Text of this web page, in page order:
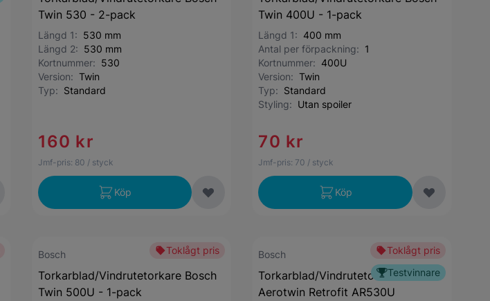
Twin 530 - 2-pack
Längd 1: 530 mm
Längd 2: 530 mm
Kortnummer: 530
Version: Twin
Typ: Standard
160 kr
Jmf-pris: 80 / styck
Köp
Twin 400U - 1-pack
Längd 1: 400 mm
Antal per förpackning: 1
Kortnummer: 400U
Version:Twin
Typ: Standard
Styling: Utan spoiler
70 kr
Jmf-pris: 70 / styck
Köp
Toklågt pris
Bosch
Torkarblad/Vindrutetorkare Bosch
Twin 500U - 1-pack
Toklågt pris
Testvinnare
Bosch
Torkarblad/Vindrutetorkare Bosch
Aerotwin Retrofit AR530U